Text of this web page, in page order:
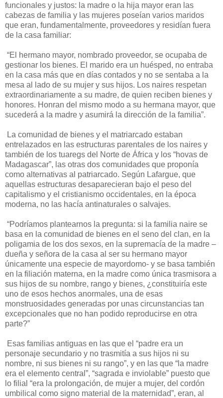
funcionales y justos: la madre o la hija mayor eran las
cabezas de familia y las mujeres poseían varios maridos
que eran, fundamentalmente, proveedores y residían fuera
de la casa familiar:
“El hermano mayor, nombrado proveedor, se ocupaba de
gestionar los bienes. El marido era un huésped, no entraba
en la casa más que en días contados y no se sentaba a la
mesa al lado de su mujer y sus hijos. Los naires respetan
extraordinariamente a su madre, de quien reciben bienes y
honores. Honran del mismo modo a su hermana mayor, que
sucederá a la madre y asumirá la dirección de la familia”.
La comunidad de bienes y el matriarcado estaban
entrelazados en las estructuras parentales de los naires y
también de los tuaregs del Norte de África y los “hovas de
Madagascar”, las otras dos comunidades que proponía
como alternativas al patriarcado. Según Lafargue, que
aquellas estructuras desaparecieran bajo el peso del
capitalismo y el cristianismo occidentales, en la época
moderna, no las hacía antinaturales o salvajes.
“Podríamos plantearnos la pregunta: si la familia naire se
basa en la comunidad de bienes en el seno del clan, en la
poligamia de los dos sexos, en la supremacía de la madre –
dueña y señora de la casa al ser su hermano mayor
únicamente una especie de mayordomo- y se basa también
en la filiación materna, en la madre como única trasmisora a
sus hijos de su nombre, rango y bienes, ¿constituiría este
uno de esos hechos anormales, una de esas
monstruosidades generadas por unas circunstancias tan
excepcionales que no han podido reproducirse en otra
parte?”
Esas familias antiguas en las que el “padre era un
personaje secundario y no trasmitía a sus hijos ni su
nombre, ni sus bienes ni su rango”, y en las que “la madre
era el elemento central”, “sagrada e inviolable” puesto que
lo filial “era la prolongación, de mujer a mujer, del cordón
umbilical como signo material de la maternidad”, eran, al